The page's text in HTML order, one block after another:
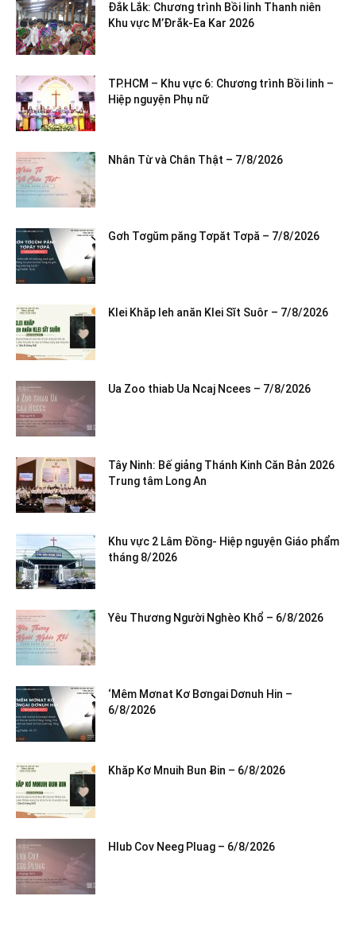
Đắk Lắk: Chương trình Bồi linh Thanh niên
Khu vực M’Đrắk-Ea Kar 2026
TP.HCM – Khu vực 6: Chương trình Bồi linh –
Hiệp nguyện Phụ nữ
Nhân Từ và Chân Thật – 7/8/2026
Gơh Tơgŭm păng Tơpăt Tơpă – 7/8/2026
Klei Khăp leh anăn Klei Sĭt Suôr – 7/8/2026
Ua Zoo thiab Ua Ncaj Ncees – 7/8/2026
Tây Ninh: Bế giảng Thánh Kinh Căn Bản 2026
Trung tâm Long An
Khu vực 2 Lâm Đồng- Hiệp nguyện Giáo phẩm
tháng 8/2026
Yêu Thương Người Nghèo Khổ – 6/8/2026
‘Mêm Mơnat Kơ Bơngai Dơnuh Hin –
6/8/2026
Khăp Kơ Mnuih Bun Ƀin – 6/8/2026
Hlub Cov Neeg Pluag – 6/8/2026